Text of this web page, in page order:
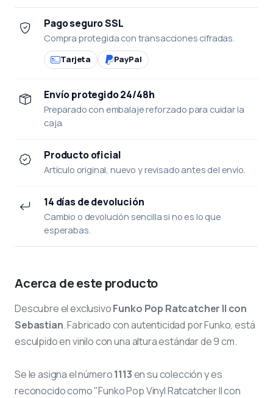
Pago seguro SSL
Compra protegida con transacciones cifradas.
Tarjeta PayPal
Envío protegido 24/48h
Preparado con embalaje reforzado para cuidar la
caja.
Producto oficial
Artículo original, nuevo y revisado antes del envío.
14 días de devolución
Cambio o devolución sencilla si no es lo que
esperabas.
Acerca de este producto
Descubre el exclusivoFunko Pop Ratcatcher II con
Sebastian. Fabricado con autenticidad por Funko, está
esculpido en vinilo con una altura estándar de 9 cm.
Se le asigna el número1113en su colección y es
reconocido como "Funko Pop Vinyl Ratcatcher II con